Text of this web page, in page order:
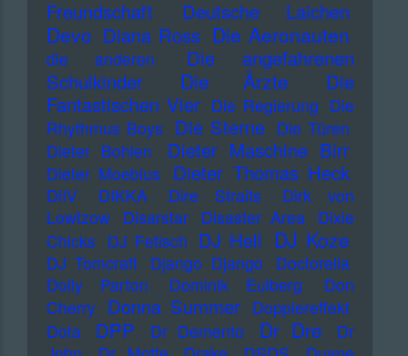
Freundschaft
Deutsche Laichen
Devo Diana Ross Die Aeronauten
die anderen
Die angefahrenen
Schulkinder
Die Ärzte
Die
Fantastischen Vier Die Regierung Die
Rhythmus Boys Die Sterne Die Türen
Dieter Bohlen
Dieter Maschine Birr
Dieter Moebius Dieter Thomas Heck
DiIV DIKKA Dire Straits
Dirk von
Lowtzow
Disarstar Disaster Area
Dixie
Chicks DJ Fetisch DJ Hell DJ Koze
DJ Tomcraft Django Django
Doctorella
Dolly Parton
Dominik Eulberg
Don
Cherry Donna Summer Dopplereffekt
Dota
DPP Dr Demento Dr Dre
Dr